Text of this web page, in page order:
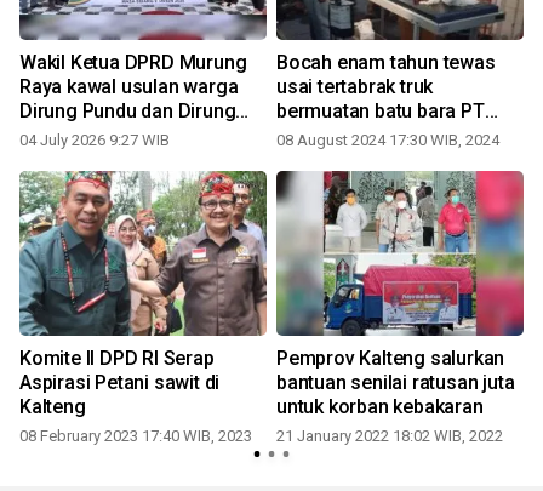
Wakil Ketua DPRD Murung
Raya kawal usulan warga
Dirung Pundu dan Dirung
Pinang
04 July 2026 9:27 WIB
Bocah enam tahun tewas
usai tertabrak truk
bermuatan batu bara PT
HPU-MGM
08 August 2024 17:30 WIB, 2024
Komite II DPD RI Serap
Aspirasi Petani sawit di
Kalteng
08 February 2023 17:40 WIB, 2023
Pemprov Kalteng salurkan
bantuan senilai ratusan juta
untuk korban kebakaran
21 January 2022 18:02 WIB, 2022